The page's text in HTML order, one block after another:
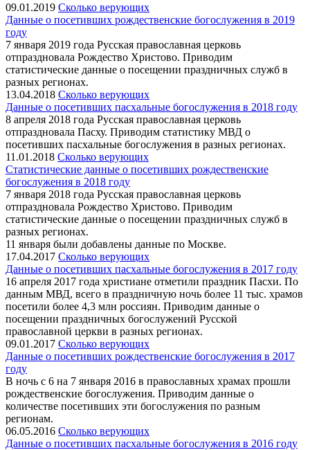
09.01.2019 Сколько верующих
Данные о посетивших рождественские богослужения в 2019
году
7 января 2019 года Русская православная церковь
отпраздновала Рождество Христово. Приводим
статистические данные о посещении праздничных служб в
разных регионах.
13.04.2018 Сколько верующих
Данные о посетивших пасхальные богослужения в 2018 году
8 апреля 2018 года Русская православная церковь
отпраздновала Пасху. Приводим статистику МВД о
посетивших пасхальные богослужения в разных регионах.
11.01.2018 Сколько верующих
Статистические данные о посетивших рождественские
богослужения в 2018 году
7 января 2018 года Русская православная церковь
отпраздновала Рождество Христово. Приводим
статистические данные о посещении праздничных служб в
разных регионах.
11 января были добавлены данные по Москве.
17.04.2017 Сколько верующих
Данные о посетивших пасхальные богослужения в 2017 году
16 апреля 2017 года христиане отметили праздник Пасхи. По
данным МВД, всего в праздничную ночь более 11 тыс. храмов
посетили более 4,3 млн россиян. Приводим данные о
посещении праздничных богослужений Русской
православной церкви в разных регионах.
09.01.2017 Сколько верующих
Данные о посетивших рождественские богослужения в 2017
году
В ночь с 6 на 7 января 2016 в православных храмах прошли
рождественские богослужения. Приводим данные о
количестве посетивших эти богослужения по разным
регионам.
06.05.2016 Сколько верующих
Данные о посетивших пасхальные богослужения в 2016 году